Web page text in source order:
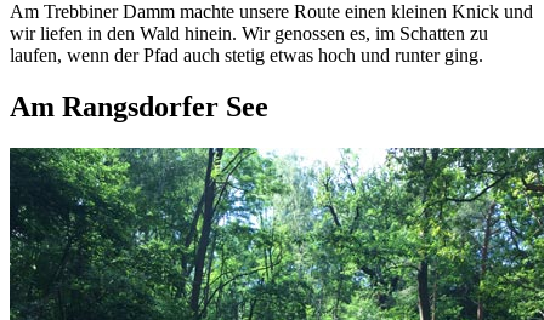
Am Trebbiner Damm machte unsere Route einen kleinen Knick und
wir liefen in den Wald hinein. Wir genossen es, im Schatten zu
laufen, wenn der Pfad auch stetig etwas hoch und runter ging.
Am Rangsdorfer See